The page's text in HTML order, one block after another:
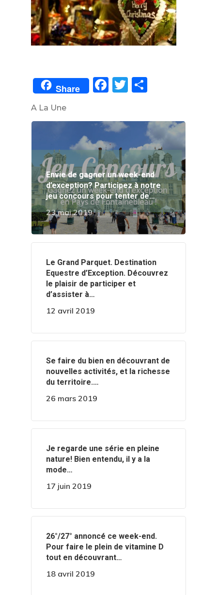
Share Facebook
Twitter
A La Une
Envie de gagner un week-end
d’exception? Participez à notre
jeu concours pour tenter de…
23 mai 2019
‍️Le Grand Parquet. Destination
Equestre d’Exception. Découvrez
le plaisir de participer et
d’assister à…
12 avril 2019
‍️Se faire du bien en découvrant de
nouvelles activités, et la richesse
du territoire.…
26 mars 2019
‍️Je regarde une série en pleine
nature! Bien entendu, il y a la
mode…
17 juin 2019
️️26°/27° annoncé ce week-end.
Pour faire le plein de vitamine D
tout en découvrant…
18 avril 2019